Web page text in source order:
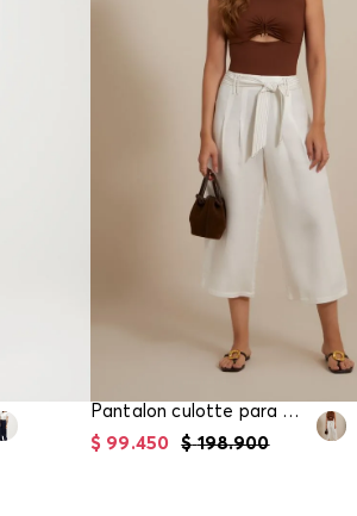
Pantalon culotte para mujer
$ 198.900
$ 99.450